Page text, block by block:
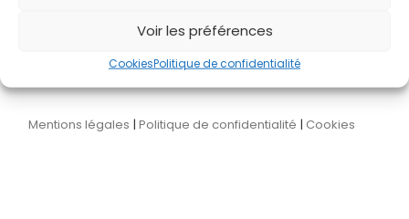
Voir les préférences
CookiesPolitique de confidentialité
Mentions légales |Politique de confidentialité |Cookies